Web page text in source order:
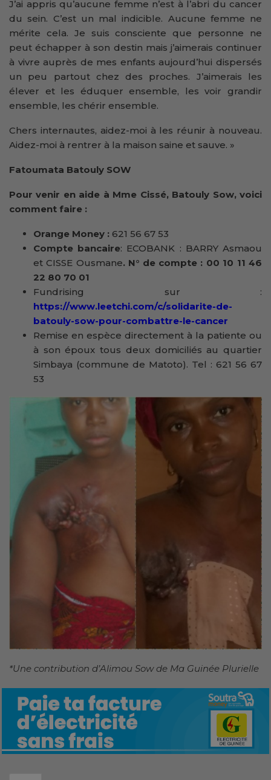
J’ai appris qu’aucune femme n’est à l’abri du cancer
du sein. C’est un mal indicible. Aucune femme ne
mérite cela. Je suis consciente que personne ne
peut échapper à son destin mais j’aimerais continuer
à vivre auprès de mes enfants aujourd’hui dispersés
un peu partout chez des proches. J’aimerais les
élever et les éduquer ensemble, les voir grandir
ensemble, les chérir ensemble.
Chers internautes, aidez-moi à les réunir à nouveau.
Aidez-moi à rentrer à la maison saine et sauve. »
Fatoumata Batouly SOW
Pour venir en aide à Mme Cissé, Batouly Sow, voici
comment faire :
Orange Money : 621 56 67 53
Compte bancaire: ECOBANK : BARRY Asmaou
et CISSE Ousmane. N° de compte : 00 10 11 46
22 80 70 01
Fundrising sur :
https://www.leetchi.com/c/solidarite-de-
batouly-sow-pour-combattre-le-cancer
Remise en espèce directement à la patiente ou
à son époux tous deux domiciliés au quartier
Simbaya (commune de Matoto). Tel : 621 56 67
53
*Une contribution d’Alimou Sow de Ma Guinée Plurielle